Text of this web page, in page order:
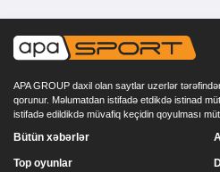
APA GROUP daxil olan saytlar uzerlər
qorunur. Məlumatdan istifadə etdikdə istinad
istifadə edildikdə müvafiq keçidin qoyulması
Bütün xəbərlər
Top oyunlar